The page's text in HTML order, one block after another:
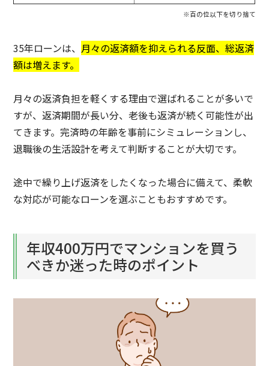
※百の位以下を切り捨て
35年ローンは、 月々の返済額を抑えられる反面、総返済
額は増えます。
月々の返済負担を軽くする理由で選ばれることが多いで
すが、返済期間が長い分、老後も返済が続く可能性が出
てきます。完済時の年齢を事前にシミュレーションし、
退職後の生活設計を考えて判断することが大切です。
途中で繰り上げ返済をしたくなった場合に備えて、柔軟
な対応が可能なローンを選ぶこともおすすめです。
年収400万円でマンションを買う
べきか迷った時のポイント